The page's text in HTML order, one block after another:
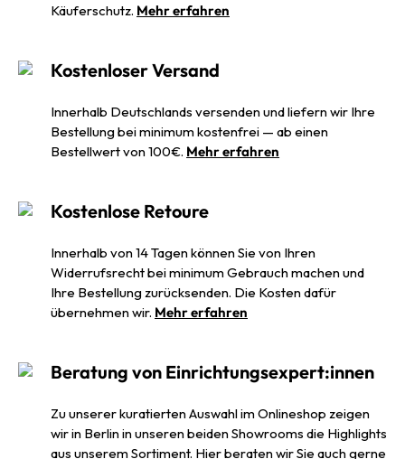
Käuferschutz. Mehr erfahren
Kostenloser Versand
Innerhalb Deutschlands versenden und liefern wir Ihre
Bestellung bei minimum kostenfrei — ab einen
Bestellwert von 100€. Mehr erfahren
Kostenlose Retoure
Innerhalb von 14 Tagen können Sie von Ihren
Widerrufsrecht bei minimum Gebrauch machen und
Ihre Bestellung zurücksenden. Die Kosten dafür
übernehmen wir. Mehr erfahren
Beratung von Einrichtungsexpert:innen
Zu unserer kuratierten Auswahl im Onlineshop zeigen
wir in Berlin in unseren beiden Showrooms die Highlights
aus unserem Sortiment. Hier beraten wir Sie auch gerne